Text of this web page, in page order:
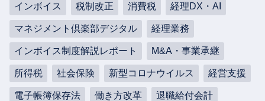
インボイス 税制改正 消費税 経理DX・AI
マネジメント倶楽部デジタル 経理業務
インボイス制度解説レポート M&A・事業承継
所得税 社会保険 新型コロナウイルス 経営支援
電子帳簿保存法 働き方改革 退職給付会計